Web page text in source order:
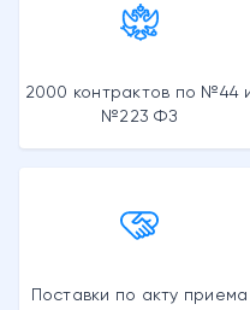
2000 контрактов по №44
№223 ФЗ
Поставки по акту приема